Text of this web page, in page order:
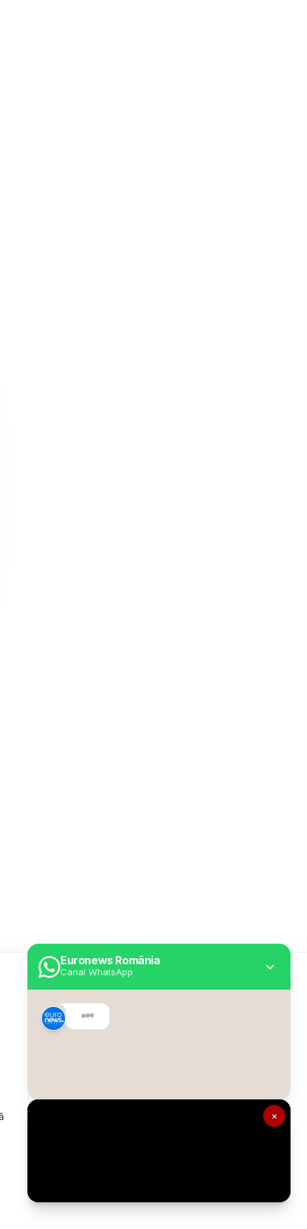
×
Euronews România
Canal WhatsApp
Despre Euronews